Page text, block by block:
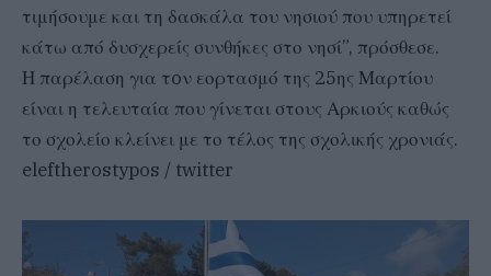
τιμήσουμε και τη δασκάλα του νησιού που υπηρετεί
κάτω από δυσχερείς συνθήκες στο νησί”, πρόσθεσε.
Η παρέλαση για τoν εορτασμό της 25ης Μαρτίου
είναι η τελευταία που γίνεται στους Αρκιούς καθώς
το σχολείο κλείνει με το τέλος της σχολικής χρονιάς.
eleftherostypos / twitter